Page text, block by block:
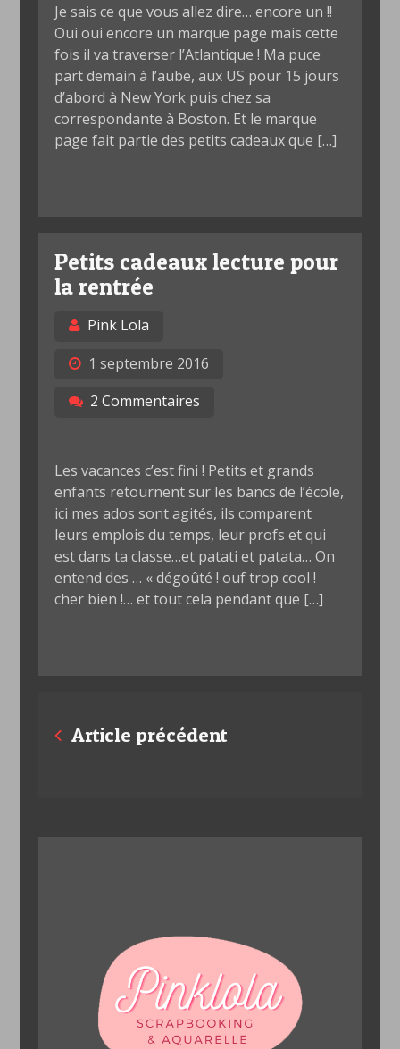
Je sais ce que vous allez dire… encore un !!
Oui oui encore un marque page mais cette
fois il va traverser l’Atlantique ! Ma puce
part demain à l’aube, aux US pour 15 jours
d’abord à New York puis chez sa
correspondante à Boston. Et le marque
page fait partie des petits cadeaux que […]
Petits cadeaux lecture pour
la rentrée
Pink Lola
1 septembre 2016
2 Commentaires
Les vacances c’est fini ! Petits et grands
enfants retournent sur les bancs de l’école,
ici mes ados sont agités, ils comparent
leurs emplois du temps, leur profs et qui
est dans ta classe…et patati et patata… On
entend des … « dégoûté ! ouf trop cool !
cher bien !… et tout cela pendant que […]
Posts
Article précédent